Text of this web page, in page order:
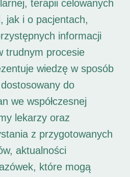
terapii celowanych
jak i o pacjentach,
informacji
trudnym procesie
wiedzę w sposób
do
we współczesnej
lekarzy oraz
z przygotowanych
aktualności
które mogą